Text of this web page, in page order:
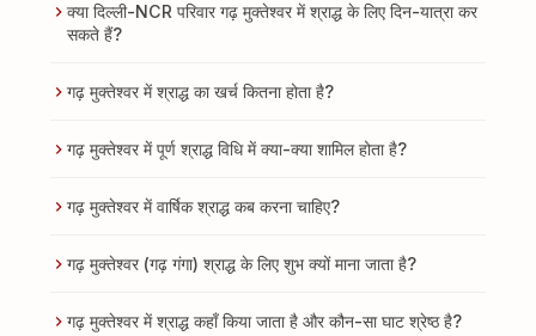
क्या दिल्ली-NCR परिवार गढ़ मुक्तेश्वर में श्राद्ध के लिए दिन-यात्रा कर
सकते हैं?
गढ़ मुक्तेश्वर में श्राद्ध का खर्च कितना होता है?
गढ़ मुक्तेश्वर में पूर्ण श्राद्ध विधि में क्या-क्या शामिल होता है?
गढ़ मुक्तेश्वर में वार्षिक श्राद्ध कब करना चाहिए?
गढ़ मुक्तेश्वर (गढ़ गंगा) श्राद्ध के लिए शुभ क्यों माना जाता है?
गढ़ मुक्तेश्वर में श्राद्ध कहाँ किया जाता है और कौन-सा घाट श्रेष्ठ है?